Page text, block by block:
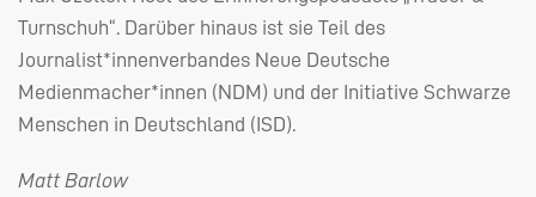
Turnschuh“. Darüber hinaus ist sie Teil des
Journalist*innenverbandes Neue Deutsche
Medienmacher*innen (NDM) und der Initiative Schwarze
Menschen in Deutschland (ISD).
Matt Barlow